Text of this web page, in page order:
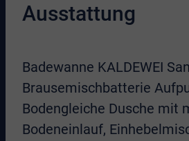
Ausstattung
Badewanne KALDEWEI
Brausemischbatterie
Bodengleiche Dusche mit
Bodeneinlauf,